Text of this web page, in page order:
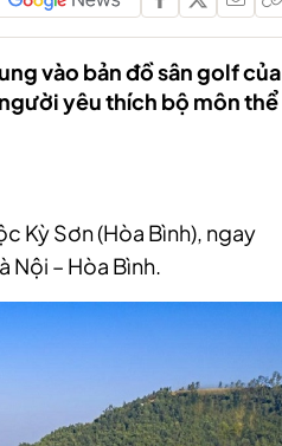
vào bản đồ sân golf của
yêu thích bộ môn thể
Kỳ Sơn (Hòa Bình), ngay
Nội – Hòa Bình.